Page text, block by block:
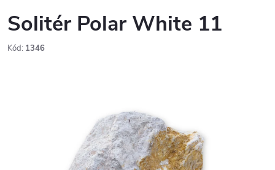
Solitér Polar White 11
Kód: 1346